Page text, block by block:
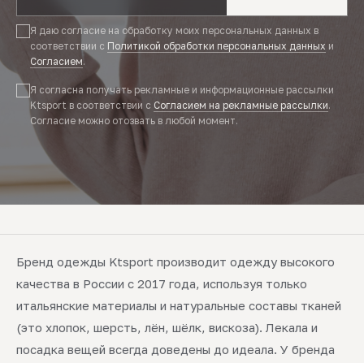
Я даю согласие на обработку моих персональных данных в
соответствии с Политикой обработки персональных данных и
Согласием.
Я согласна получать рекламные и информационные рассылки
Ktsport в соответствии с Согласием на рекламные рассылки.
Согласие можно отозвать в любой момент.
Бренд одежды Ktsport производит одежду высокого
качества в России с 2017 года, используя только
итальянские материалы и натуральные составы тканей
(это хлопок, шерсть, лён, шёлк, вискоза). Лекала и
посадка вещей всегда доведены до идеала. У бренда